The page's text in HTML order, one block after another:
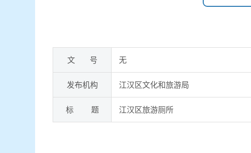
文 号 无
发布机构 江汉区文化和旅游局
标 题 江汉区旅游厕所